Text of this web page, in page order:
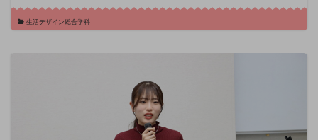
生活デザイン総合学科